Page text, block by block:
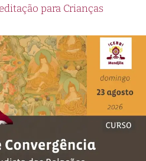
para Crianças